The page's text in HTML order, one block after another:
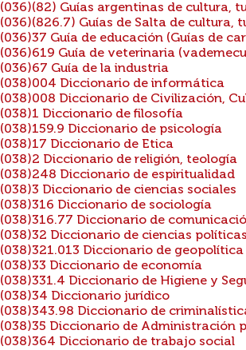
(036)(82) Guías argentinas de cultura,
(036)(826.7) Guías de Salta de cultura,
(036)37 Guía de educación (Guías de
(036)619 Guía de veterinaria
(036)67 Guía de la industria
(038)004 Diccionario de informática
(038)008 Diccionario de Civilización,
(038)1 Diccionario de filosofía
(038)159.9 Diccionario de psicología
(038)17 Diccionario de Etica
(038)2 Diccionario de religión, teología
(038)248 Diccionario de espiritualidad
(038)3 Diccionario de ciencias sociales
(038)316 Diccionario de sociología
(038)316.77 Diccionario de
(038)32 Diccionario de ciencias políticas
(038)321.013 Diccionario de geopolítica
(038)33 Diccionario de economía
(038)331.4 Diccionario de Higiene y
(038)34 Diccionario jurídico
(038)343.98 Diccionario de
(038)35 Diccionario de Administración
(038)364 Diccionario de trabajo social